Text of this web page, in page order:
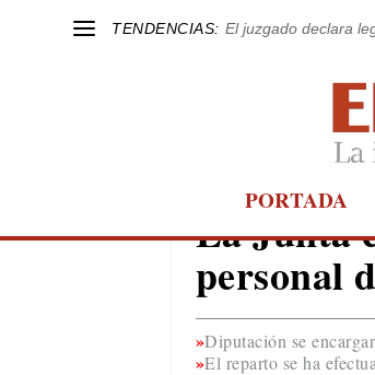
TENDENCIAS: El juzgado declara
PORTADA
CORONAVIRUS
La Junta
personal
Diputación se
El reparto se ha